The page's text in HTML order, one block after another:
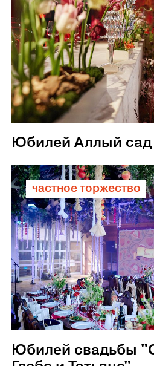
Юбилей Аллый сад
частное торжество
Юбилей свадьбы